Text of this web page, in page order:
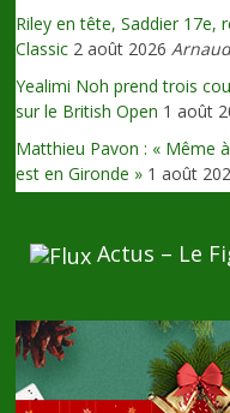
Riley en tête, Saddier 17e,
Classic 2 août 2026
Yealimi Noh prend trois
sur le British Open 1 août
Matthieu Pavon : « Même
est en Gironde » 1 août
Actus – Le